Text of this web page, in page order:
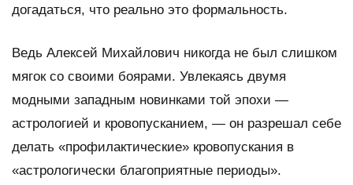
догадаться, что реально это формальность.
Ведь Алексей Михайлович никогда не был слишком
мягок со своими боярами. Увлекаясь двумя
модными западным новинками той эпохи —
астрологией и кровопусканием, — он разрешал себе
делать «профилактические» кровопускания в
«астрологически благоприятные периоды».